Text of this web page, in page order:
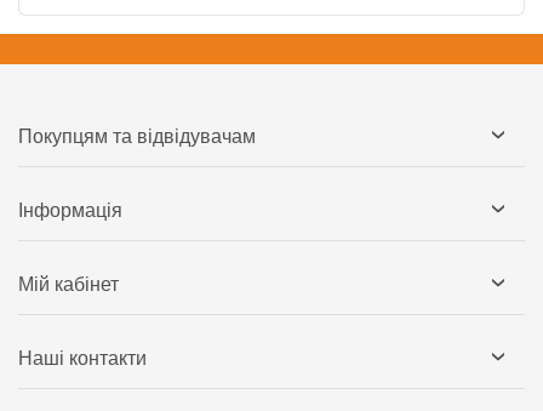
Покупцям та відвідувачам
Інформація
Мій кабінет
Наші контакти